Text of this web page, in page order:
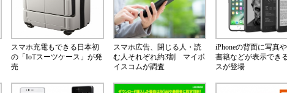
スマホ充電もできる日本初
の「IoTスーツケース」が発
売
スマホ広告、閉じる人・読
む人それぞれ約3割 マイボ
イスコムが調査
iPhoneの背面に写真
書籍などが表示でき
スが登場